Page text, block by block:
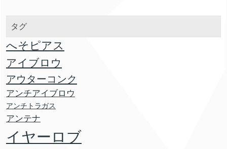
タグ
へそピアス
アイブロウ
アウターコンク
アンチアイブロウ
アンチトラガス
アンテナ
イヤーロブ